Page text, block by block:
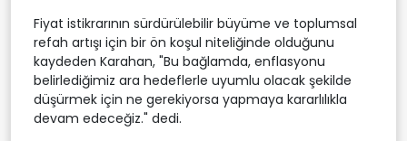
Fiyat istikrarının sürdürülebilir büyüme ve toplumsal
refah artışı için bir ön koşul niteliğinde olduğunu
kaydeden Karahan, "Bu bağlamda, enflasyonu
belirlediğimiz ara hedeflerle uyumlu olacak şekilde
düşürmek için ne gerekiyorsa yapmaya kararlılıkla
devam edeceğiz." dedi.